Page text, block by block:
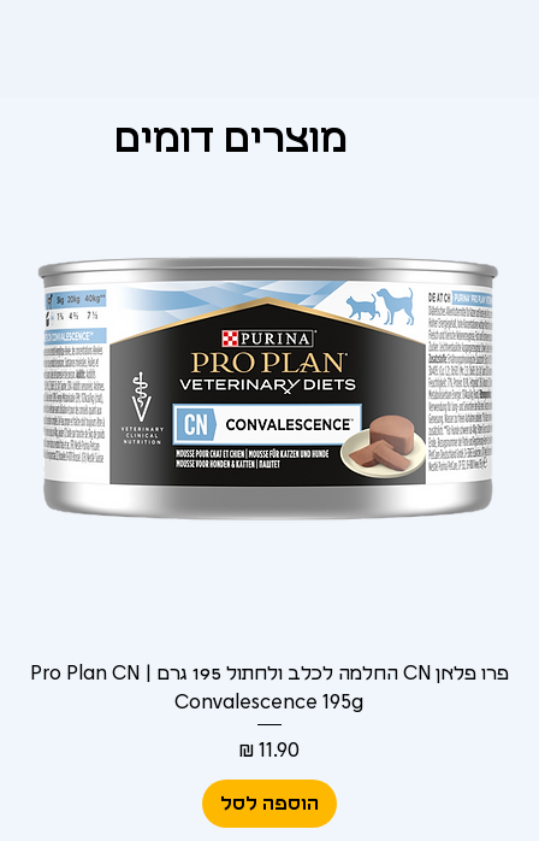
מוצרים דומים
פרו פלאן CN החלמה לכלב ולחתול 195 גרם | Pro Plan CN
Convalescence 195g
מחיר‏11.90 ‏₪
הוספה לסל